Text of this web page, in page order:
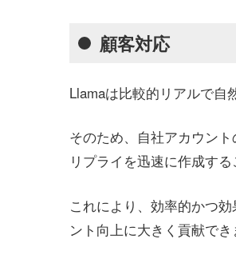
顧客対応
Llamaは比較的リアルで自
そのため、自社アカウン
リプライを迅速に作成する
これにより、効率的かつ
ント向上に大きく貢献でき